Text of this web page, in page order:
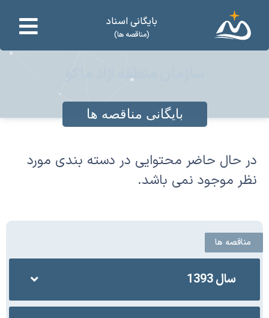
بایگانی اسناد
(مناقصه ها)
سازمان منطقه آزاد ماکو
بایگانی مناقصه ها
مناقصه ها
سال 1393
در حال حاضر محتوایی در دسته بندی مورد
نظر موجود نمی باشد.